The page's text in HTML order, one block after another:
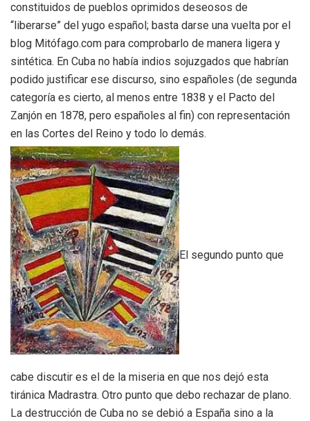
constituidos de pueblos oprimidos deseosos de
“liberarse” del yugo español; basta darse una vuelta por el
blog Mitófago.com para comprobarlo de manera ligera y
sintética. En Cuba no había indios sojuzgados que habrían
podido justificar ese discurso, sino españoles (de segunda
categoría es cierto, al menos entre 1838 y el Pacto del
Zanjón en 1878, pero españoles al fin) con representación
en las Cortes del Reino y todo lo demás.
El segundo punto que
cabe discutir es el de la miseria en que nos dejó esta
tiránica Madrastra. Otro punto que debo rechazar de plano.
La destrucción de Cuba no se debió a España sino a la